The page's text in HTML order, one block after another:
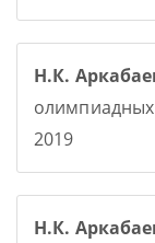
Н.К.
2019
Н.К.